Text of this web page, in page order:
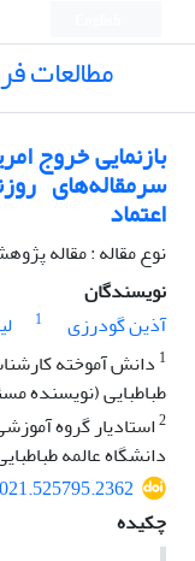
مطالعات
بازنمایی خروج
سرمقاله‌های
اعتماد
نوع مقاله : مقاله
نویسندگان
آذین گودرزی
1
1 دانش آموخته
طباطبایی (نویسنده
2استادیار گروه
دانشگاه عالمه
چکیده